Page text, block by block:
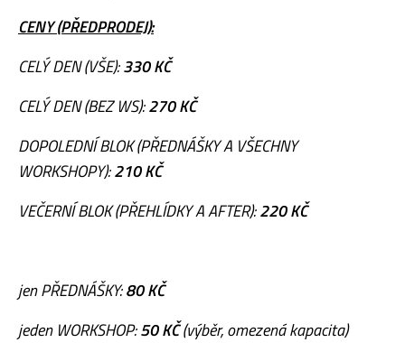
CENY (PŘEDPRODEJ):
CELÝ DEN (VŠE):330 KČ
CELÝ DEN (BEZ WS):270 KČ
DOPOLEDNÍ BLOK (PŘEDNÁŠKY A VŠECHNY
WORKSHOPY):210 KČ
VEČERNÍ BLOK (PŘEHLÍDKY A AFTER):220 KČ
jen PŘEDNÁŠKY:80 KČ
jeden WORKSHOP:50 KČ(výběr, omezená kapacita)